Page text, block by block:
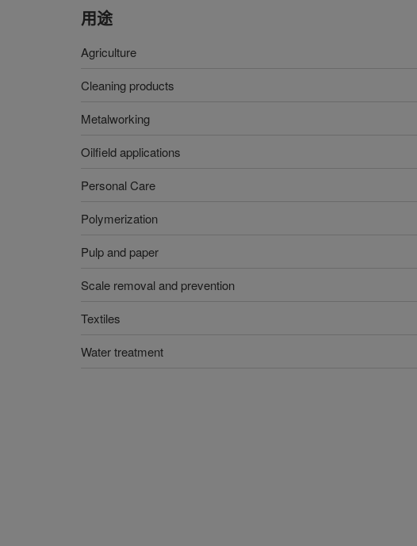
用途
Agriculture
Cleaning products
Metalworking
Oilfield applications
Personal Care
Polymerization
Pulp and paper
Scale removal and prevention
Textiles
Water treatment